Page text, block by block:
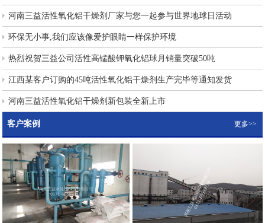
河南三益活性氧化铝干燥剂厂家与您一起参与世界地球日活动
环保无小事,我们应该像爱护眼睛一样保护环境
热烈祝贺三益公司活性高锰酸钾氧化铝球月销量突破50吨
江西某客户订购的45吨活性氧化铝干燥剂生产完毕等通知发货
河南三益活性氧化铝干燥剂新包装全新上市
客户案例 更多>>